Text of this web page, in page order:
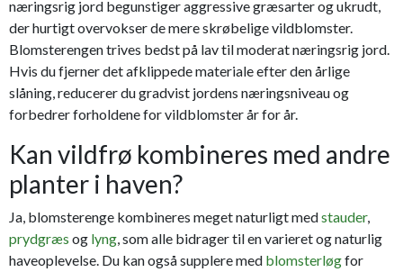
næringsrig jord begunstiger aggressive græsarter og ukrudt,
der hurtigt overvokser de mere skrøbelige vildblomster.
Blomsterengen trives bedst på lav til moderat næringsrig jord.
Hvis du fjerner det afklippede materiale efter den årlige
slåning, reducerer du gradvist jordens næringsniveau og
forbedrer forholdene for vildblomster år for år.
Kan vildfrø kombineres med andre
planter i haven?
Ja, blomsterenge kombineres meget naturligt medstauder,
prydgræs og lyng, som alle bidrager til en varieret og naturlig
haveoplevelse. Du kan også supplere med blomsterløgfor